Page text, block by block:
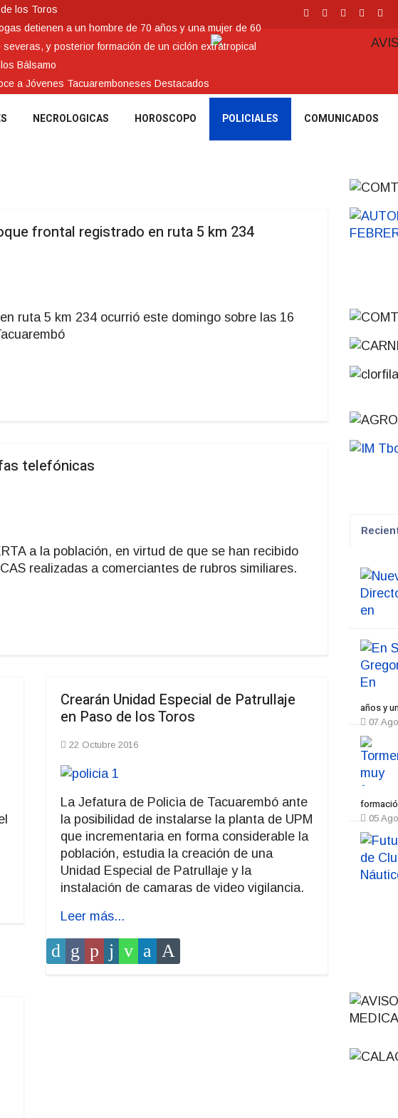
los Toros
detienen a un hombre de 70 años y una mujer de 60
y posterior formación de un ciclón extratropical
Bálsamo
a Jóvenes Tacuaremboneses Destacados
NECROLOGICAS HOROSCOPO POLICIALES COMUNICADOS
frontal registrado en ruta 5 km 234
ruta 5 km 234 ocurrió este domingo sobre las 16
telefónicas
a la población, en virtud de que se han recibido
realizadas a comerciantes de rubros similiares.
Crearán Unidad Especial de Patrullaje
en Paso de los Toros
22 Octubre 2016
La Jefatura de Policìa de Tacuarembó ante
la posibilidad de instalarse la planta de UPM
que incrementaria en forma considerable la
población, estudia la creación de una
Unidad Especial de Patrullaje y la
instalación de camaras de video vigilancia.
Leer más...
años y
07
05